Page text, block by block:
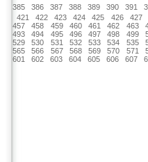
385
386 387 388 389 390 391
421
422 423 424 425 426 427
457
458 459 460 461 462 463
493
494 495 496 497 498 499
529
530 531 532 533 534 535
565
566 567 568 569 570 571
601
602 603 604 605 606 607